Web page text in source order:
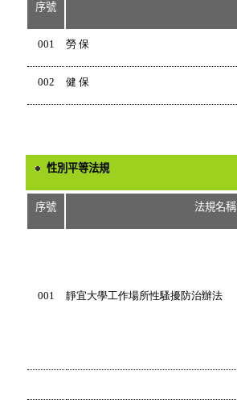
序號
001 勞 保
002 健 保
性別平等法規
序號 法規名稱
001 靜宜大學工作場所性騷擾防治辦法